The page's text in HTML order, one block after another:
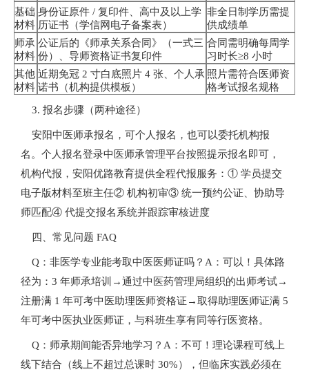
基础
材料
身份证原件 / 复印件、高中及以上学
历证书（学信网电子备案表）
非全日制学历需提
供成绩单
师承
材料
公证后的《师承关系合同》（一式三
份）、导师资格证书复印件
合同需明确每周学
习时长≥8 小时
其他
材料
近期免冠 2 寸白底照片 4 张、个人承
诺书（机构提供模板）
照片需符合医师资
格考试报名规格
3. 报名步骤（两种途径）
安阳中医师承报名，可个人报名，也可以委托机构报
名。个人报名登录中医师承管理平台按照提示报名即可，
机构代报，安阳优路教育提供全程代报服务：① 学员提交
电子版材料至班主任② 机构初审③ 统一预约公证、协助导
师匹配④ 代提交报名系统并跟踪审核进度
四、常见问题 FAQ
Q：非医学专业能考取中医医师证吗？A：可以！具体路
径为：3 年师承培训→通过中医药管理局组织的出师考试→
注册满 1 年可考中医助理医师资格证→取得助理医师证满 5
年可考中医执业医师证，与科班生享有同等行医资格。
Q：师承期间能否异地学习？A：不可！理论课程可线上
线下结合（线上不超过总课时 30%），但临床实践必须在